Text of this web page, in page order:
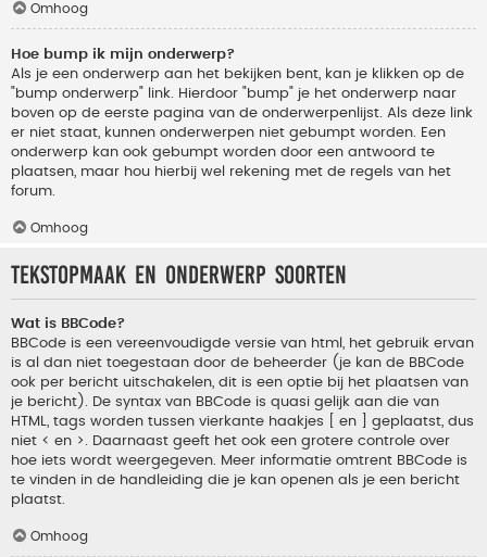
Omhoog
Hoe bump ik mijn onderwerp?
Als je een onderwerp aan het bekijken bent, kan je klikken op de
"bump onderwerp" link. Hierdoor "bump" je het onderwerp naar
boven op de eerste pagina van de onderwerpenlijst. Als deze link
er niet staat, kunnen onderwerpen niet gebumpt worden. Een
onderwerp kan ook gebumpt worden door een antwoord te
plaatsen, maar hou hierbij wel rekening met de regels van het
forum.
Omhoog
Tekstopmaak en onderwerp soorten
Wat is BBCode?
BBCode is een vereenvoudigde versie van html, het gebruik ervan
is al dan niet toegestaan door de beheerder (je kan de BBCode
ook per bericht uitschakelen, dit is een optie bij het plaatsen van
je bericht). De syntax van BBCode is quasi gelijk aan die van
HTML, tags worden tussen vierkante haakjes [ en ] geplaatst, dus
niet < en >. Daarnaast geeft het ook een grotere controle over
hoe iets wordt weergegeven. Meer informatie omtrent BBCode is
te vinden in de handleiding die je kan openen als je een bericht
plaatst.
Omhoog